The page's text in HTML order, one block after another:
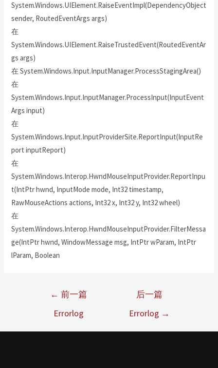
System.Windows.UIElement.RaiseEventImpl(DependencyObject
sender, RoutedEventArgs args)
在
System.Windows.UIElement.RaiseTrustedEvent(RoutedEventAr
gs args)
在 System.Windows.Input.InputManager.ProcessStagingArea()
在
System.Windows.Input.InputManager.ProcessInput(InputEvent
Args input)
在
System.Windows.Input.InputProviderSite.ReportInput(InputRe
port inputReport)
在
System.Windows.Interop.HwndMouseInputProvider.ReportInpu
t(IntPtr hwnd, InputMode mode, Int32 timestamp,
RawMouseActions actions, Int32 x, Int32 y, Int32 wheel)
在
System.Windows.Interop.HwndMouseInputProvider.FilterMessa
ge(IntPtr hwnd, WindowMessage msg, IntPtr wParam, IntPtr
lParam, Boolean
← 前一篇
Errorlog
后一篇
Errorlog →